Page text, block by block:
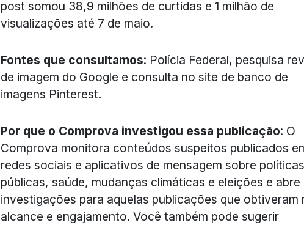
post somou 38,9 milhões de curtidas e 1 milhão de
visualizações até 7 de maio.
Fontes que consultamos: Polícia Federal, pesquisa
de imagem do Google e consulta no site de banco de
imagens Pinterest.
Por que o Comprova investigou essa publicação: O
Comprova monitora conteúdos suspeitos publicados
redes sociais e aplicativos de mensagem sobre políticas
públicas, saúde, mudanças climáticas e eleições e abre
investigações para aquelas publicações que obtiveram
alcance e engajamento. Você também pode sugerir